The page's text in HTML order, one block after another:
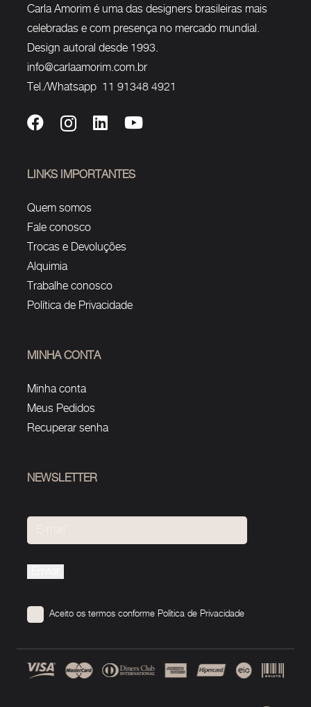
Carla Amorim é uma das designers brasileiras mais
celebradas e com presença no mercado mundial.
Design autoral desde 1993.
info@carlaamorim.com.br
Tel./Whatsapp 11 91348 4921
LINKS IMPORTANTES
Quem somos
Fale conosco
Trocas e Devoluções
Alquimia
Trabalhe conosco
Política de Privacidade
MINHA CONTA
Minha conta
Meus Pedidos
Recuperar senha
NEWSLETTER
this
empty.
Aceito os termos conforme Política de Privacidade